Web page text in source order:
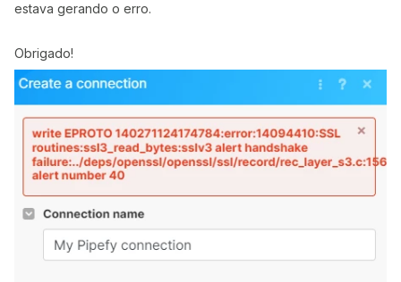
estava gerando o erro.
Obrigado!